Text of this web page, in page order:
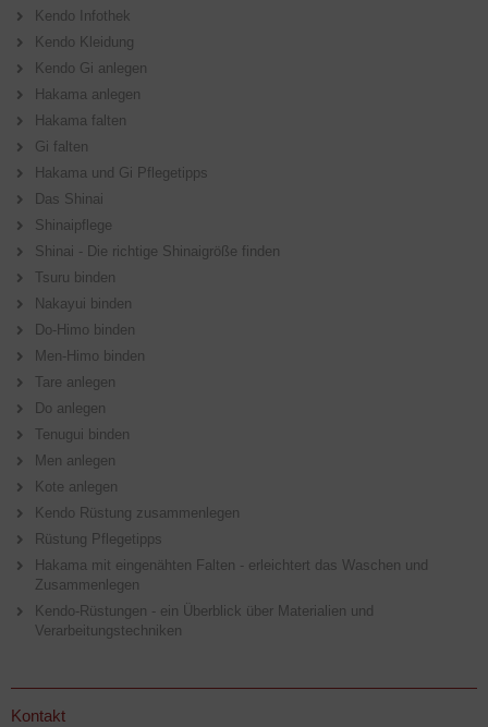
Kendo Infothek
Kendo Kleidung
Kendo Gi anlegen
Hakama anlegen
Hakama falten
Gi falten
Hakama und Gi Pflegetipps
Das Shinai
Shinaipflege
Shinai - Die richtige Shinaigröße finden
Tsuru binden
Nakayui binden
Do-Himo binden
Men-Himo binden
Tare anlegen
Do anlegen
Tenugui binden
Men anlegen
Kote anlegen
Kendo Rüstung zusammenlegen
Rüstung Pflegetipps
Hakama mit eingenähten Falten - erleichtert das Waschen und
Zusammenlegen
Kendo-Rüstungen - ein Überblick über Materialien und
Verarbeitungstechniken
Kontakt